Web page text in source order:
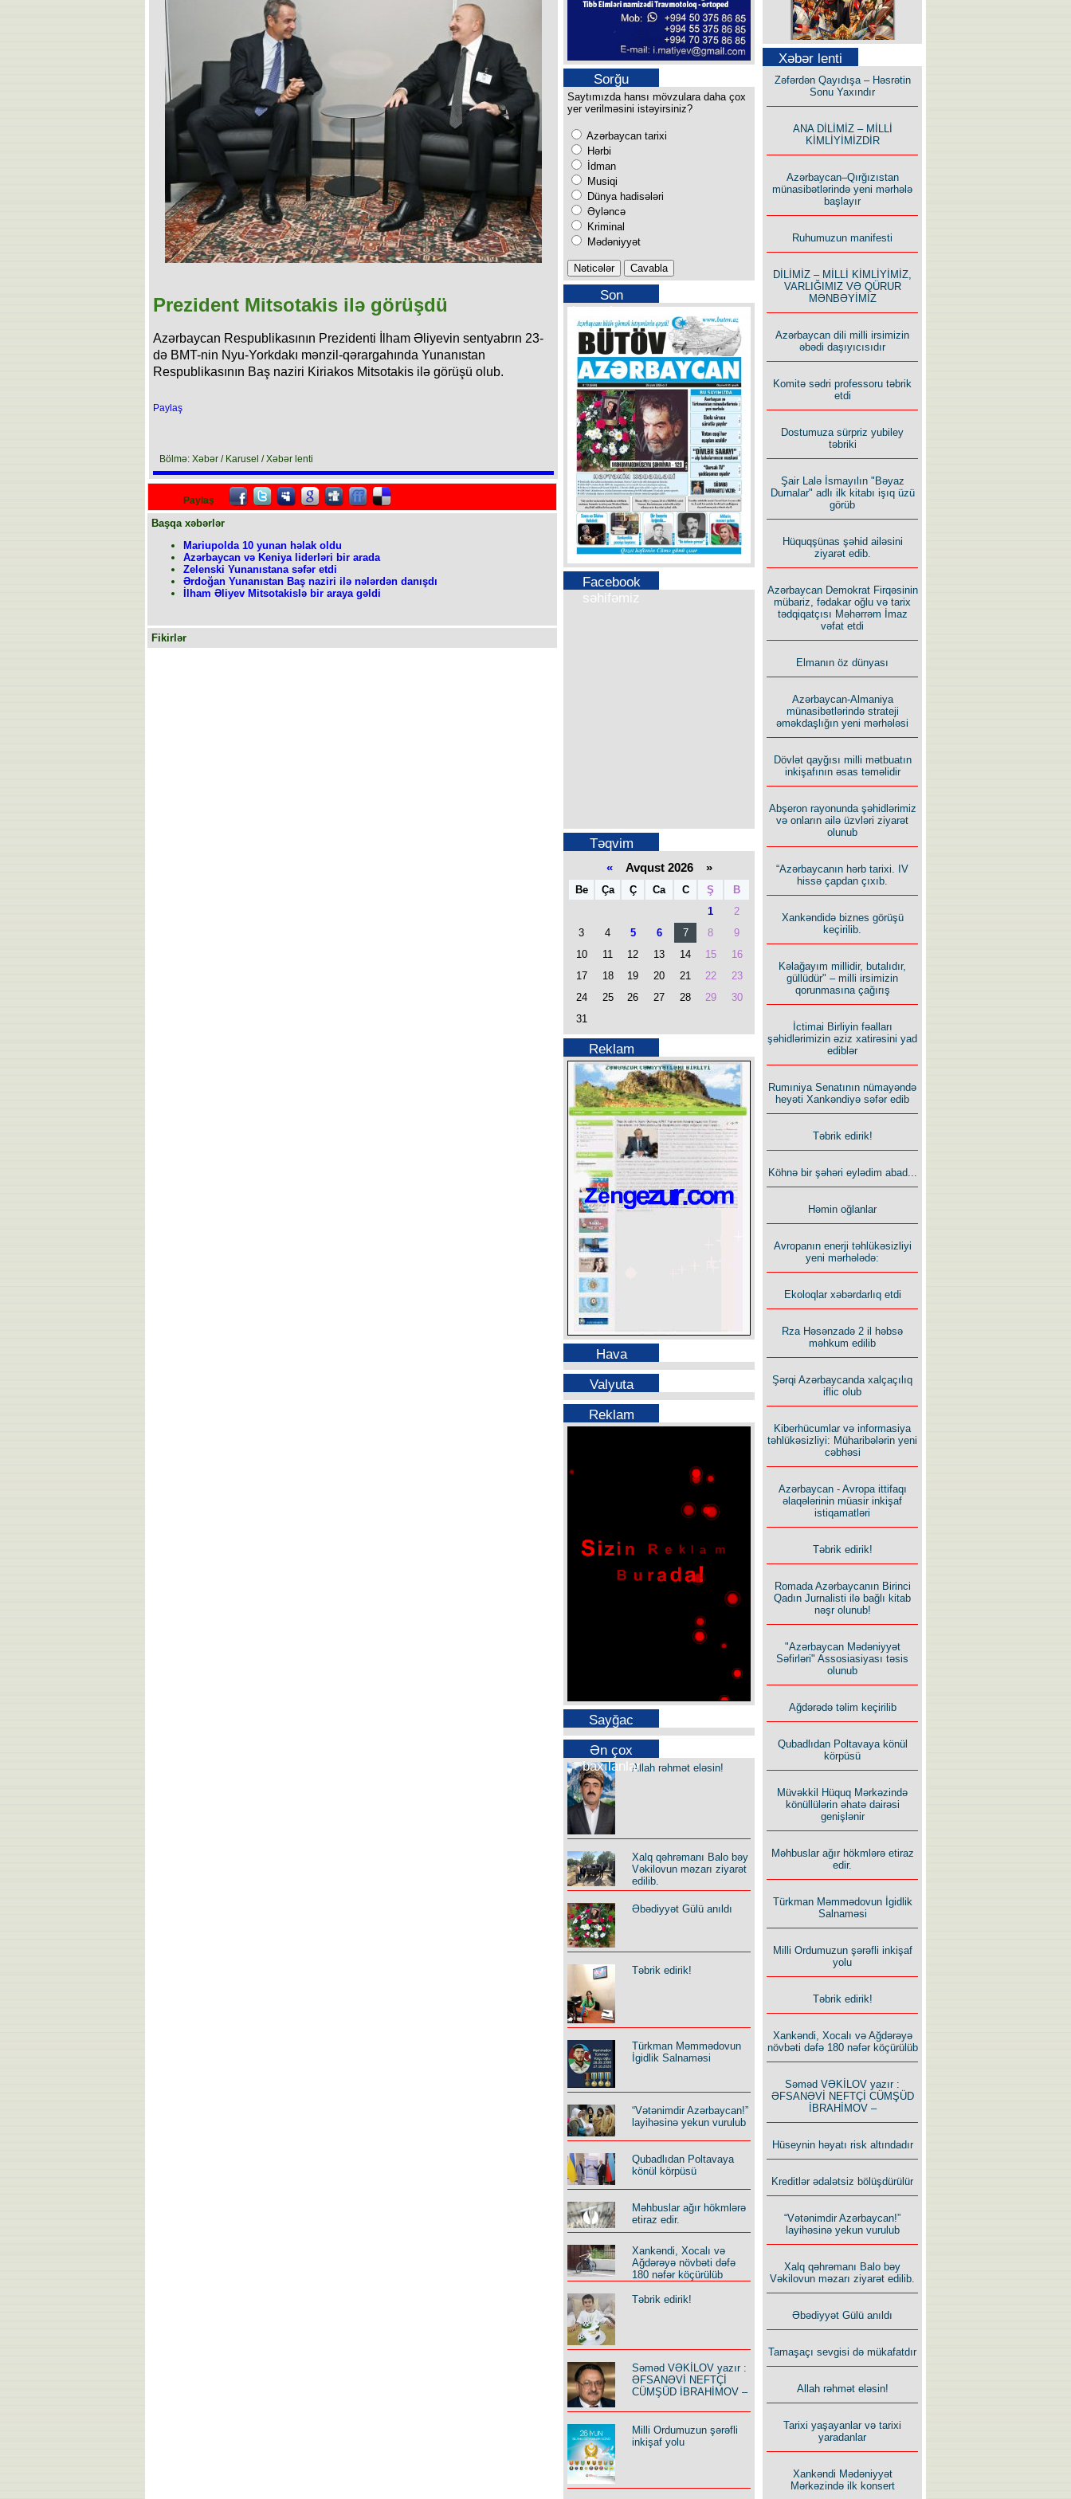
Prezident Mitsotakis ilə görüşdü
Azərbaycan Respublikasının Prezidenti İlham Əliyevin sentyabrın 23-
də BMT-nin Nyu-Yorkdakı mənzil-qərargahında Yunanıstan
Respublikasının Baş naziri Kiriakos Mitsotakis ilə görüşü olub.
Paylaş
Bölmə: Xəbər / Karusel / Xəbər lenti
Paylaş
Başqa xəbərlər
Mariupolda 10 yunan həlak oldu
Azərbaycan və Keniya liderləri bir arada
Zelenski Yunanıstana səfər etdi
Ərdoğan Yunanıstan Baş naziri ilə nələrdən danışdı
İlham Əliyev Mitsotakislə bir araya gəldi
Fikirlər
Sorğu
Saytımızda hansı mövzulara daha çox
yer verilməsini istəyirsiniz?
Azərbaycan tarixi
Hərbi
İdman
Musiqi
Dünya hadisələri
Əyləncə
Kriminal
Mədəniyyət
Son
buraxılışımız
Facebook
səhifəmiz
Təqvim
«Avqust 2026 »
Be Ça Ç Ca C Ş
B
1
2
3
4 5 6 7 8
9
10
11 12 13 14 15
16
17
18 19 20 21 22
23
24
25 26 27 28 29
30
31
Reklam
Hava
Valyuta
Reklam
Sayğac
Ən çox
baxılanlarAllah rəhmət eləsin!
Xalq qəhrəmanı Balo bəy
Vəkilovun məzarı ziyarət
edilib.
Əbədiyyət Gülü anıldı
Təbrik edirik!
Türkman Məmmədovun
İgidlik Salnaməsi
“Vətənimdir Azərbaycan!”
layihəsinə yekun vurulub
Qubadlıdan Poltavaya
könül körpüsü
Məhbuslar ağır hökmlərə
etiraz edir.
Xankəndi, Xocalı və
Ağdərəyə növbəti dəfə
180 nəfər köçürülüb
Təbrik edirik!
Səməd VƏKİLOV yazır :
ƏFSANƏVİ NEFTÇİ
CÜMŞÜD İBRAHİMOV –
Milli Ordumuzun şərəfli
inkişaf yolu
Səfər Alışarlı yazır
Bu yolda mən varam!
İlham İsmayıl yazır:
Rusiyanın süqutunu qaçılmaz
edən beş şərt
Xəbər lenti
Zəfərdən Qayıdışa – Həsrətin
Sonu Yaxındır
ANA DİLİMİZ – MİLLİ
KİMLİYİMİZDİR
Azərbaycan–Qırğızıstan
münasibətlərində yeni mərhələ
başlayır
Ruhumuzun manifesti
DİLİMİZ – MİLLİ KİMLİYİMİZ,
VARLIĞIMIZ VƏ QÜRUR
MƏNBƏYİMİZ
Azərbaycan dili milli irsimizin
əbədi daşıyıcısıdır
Komitə sədri professoru təbrik
etdi
Dostumuza sürpriz yubiley
təbriki
Şair Lalə İsmayılın "Bəyaz
Durnalar" adlı ilk kitabı işıq üzü
görüb
Hüquqşünas şəhid ailəsini
ziyarət edib.
Azərbaycan Demokrat Firqəsinin
mübariz, fədakar oğlu və tarix
tədqiqatçısı Məhərrəm İmaz
vəfat etdi
Elmanın öz dünyası
Azərbaycan-Almaniya
münasibətlərində strateji
əməkdaşlığın yeni mərhələsi
Dövlət qayğısı milli mətbuatın
inkişafının əsas təməlidir
Abşeron rayonunda şəhidlərimiz
və onların ailə üzvləri ziyarət
olunub
“Azərbaycanın hərb tarixi. IV
hissə çapdan çıxıb.
Xankəndidə biznes görüşü
keçirilib.
Kəlağayım millidir, butalıdır,
güllüdür" – milli irsimizin
qorunmasına çağırış
İctimai Birliyin fəalları
şəhidlərimizin əziz xatirəsini yad
ediblər
Rumıniya Senatının nümayəndə
heyəti Xankəndiyə səfər edib
Təbrik edirik!
Köhnə bir şəhəri eylədim abad...
Həmin oğlanlar
Avropanın enerji təhlükəsizliyi
yeni mərhələdə:
Ekoloqlar xəbərdarlıq etdi
Rza Həsənzadə 2 il həbsə
məhkum edilib
Şərqi Azərbaycanda xalçaçılıq
iflic olub
Kiberhücumlar və informasiya
təhlükəsizliyi: Müharibələrin yeni
cəbhəsi
Azərbaycan - Avropa ittifaqı
əlaqələrinin müasir inkişaf
istiqamatləri
Təbrik edirik!
Romada Azərbaycanın Birinci
Qadın Jurnalisti ilə bağlı kitab
nəşr olunub!
"Azərbaycan Mədəniyyət
Səfirləri" Assosiasiyası təsis
olunub
Ağdərədə təlim keçirilib
Qubadlıdan Poltavaya könül
körpüsü
Müvəkkil Hüquq Mərkəzində
könüllülərin əhatə dairəsi
genişlənir
Məhbuslar ağır hökmlərə etiraz
edir.
Türkman Məmmədovun İgidlik
Salnaməsi
Milli Ordumuzun şərəfli inkişaf
yolu
Təbrik edirik!
Xankəndi, Xocalı və Ağdərəyə
növbəti dəfə 180 nəfər köçürülüb
Səməd VƏKİLOV yazır :
ƏFSANƏVİ NEFTÇİ CÜMŞÜD
İBRAHİMOV –
Hüseynin həyatı risk altındadır
Kreditlər ədalətsiz bölüşdürülür
“Vətənimdir Azərbaycan!”
layihəsinə yekun vurulub
Xalq qəhrəmanı Balo bəy
Vəkilovun məzarı ziyarət edilib.
Əbədiyyət Gülü anıldı
Tamaşaçı sevgisi də mükafatdır
Allah rəhmət eləsin!
Tarixi yaşayanlar və tarixi
yaradanlar
Xankəndi Mədəniyyət
Mərkəzində ilk konsert